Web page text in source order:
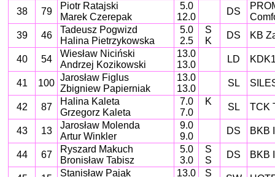
38
79
Piotr Ratajski
Marek Czerepak
5.0
12.0
DS
39
46
Tadeusz Pogwizd
Halina Pietrzykowska
5.0
2.5
S
K
DS KB
40 54
Wiesław Niciński
Andrzej Kozikowski
13.0
13.0
LD
41 100
Jarosław Figlus
Zbigniew Papierniak
13.0
13.0
SL
42 87
Halina Kaleta
Grzegorz Kaleta
7.0
7.0
K
SL TCK
43 13
Jarosław Molenda
Artur Winkler
9.0
9.0
DS BKB
44 67
Ryszard Makuch
Bronisław Tabisz
5.0
3.0
S
S
DS BKB
Stanisław Pająk
13.0
S